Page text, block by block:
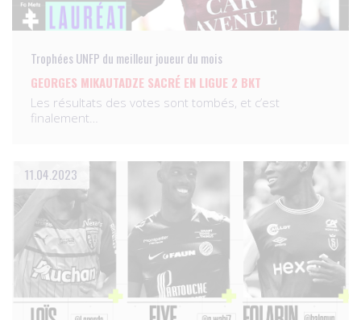
Trophées UNFP du meilleur joueur du mois
GEORGES MIKAUTADZE SACRÉ EN LIGUE 2 BKT
Les résultats des votes sont tombés, et c’est
finalement…
11.04.2023